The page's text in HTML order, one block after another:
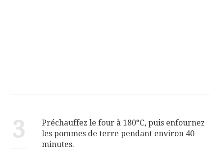
3
Préchauffez le four à 180°C, puis enfournez
les pommes de terre pendant environ 40
minutes.